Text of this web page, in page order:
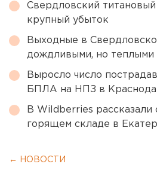
Свердловский титановый
крупный убыток
Выходные в
дождливыми, но теплыми
Выросло число
БПЛА на НПЗ в
В Wildberries рассказали
горящем складе в
← НОВОСТИ